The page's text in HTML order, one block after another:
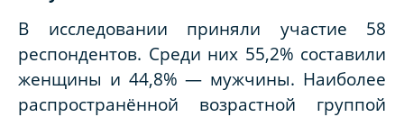
В исследовании приняли участие 58
респондентов. Среди них 55,2% составили
женщины и 44,8% — мужчины. Наиболее
распространённой возрастной группой